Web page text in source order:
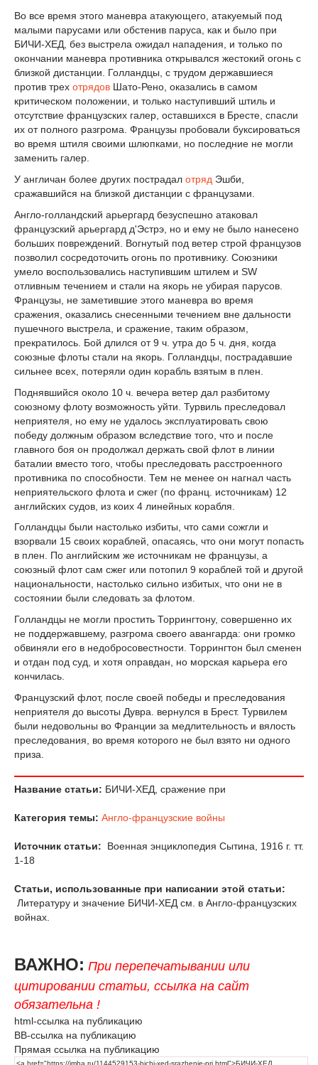
Во все время этого маневра атакующего, атакуемый под
малыми парусами или обстенив паруса, как и было при
БИЧИ-ХЕД, без выстрела ожидал нападения, и только по
окончании маневра противника открывался жестокий огонь с
близкой дистанции. Голландцы, с трудом державшиеся
против трех отрядов Шато-Рено, оказались в самом
критическом положении, и только наступивший штиль и
отсутствие французских галер, оставшихся в Бресте, спасли
их от полного разгрома. Французы пробовали буксироваться
во время штиля своими шлюпками, но последние не могли
заменить галер.
У англичан более других пострадал отряд Эшби,
сражавшийся на близкой дистанции с французами.
Англо-голландский арьергард безуспешно атаковал
французский арьергард д'Эстрэ, но и ему не было нанесено
больших повреждений. Вогнутый под ветер строй французов
позволил сосредоточить огонь по противнику. Союзники
умело воспользовались наступившим штилем и SW
отливным течением и стали на якорь не убирая парусов.
Французы, не заметившие этого маневра во время
сражения, оказались снесенными течением вне дальности
пушечного выстрела, и сражение, таким образом,
прекратилось. Бой длился от 9 ч. утра до 5 ч. дня, когда
союзные флоты стали на якорь. Голландцы, пострадавшие
сильнее всех, потеряли один корабль взятым в плен.
Поднявшийся около 10 ч. вечера ветер дал разбитому
союзному флоту возможность уйти. Турвиль преследовал
неприятеля, но ему не удалось эксплуатировать свою
победу должным образом вследствие того, что и после
главного боя он продолжал держать свой флот в линии
баталии вместо того, чтобы преследовать расстроенного
противника по способности. Тем не менее он нагнал часть
неприятельского флота и сжег (по франц. источникам) 12
английских судов, из коих 4 линейных корабля.
Голландцы были настолько избиты, что сами сожгли и
взорвали 15 своих кораблей, опасаясь, что они могут попасть
в плен. По английским же источникам не французы, а
союзный флот сам сжег или потопил 9 кораблей той и другой
национальности, настолько сильно избитых, что они не в
состоянии были следовать за флотом.
Голландцы не могли простить Торрингтону, совершенно их
не поддержавшему, разгрома своего авангарда: они громко
обвиняли его в недобросовестности. Торрингтон был сменен
и отдан под суд, и хотя оправдан, но морская карьера его
кончилась.
Французский флот, после своей победы и преследования
неприятеля до высоты Дувра. вернулся в Брест. Турвилем
были недовольны во Франции за медлительность и вялость
преследования, во время которого не был взято ни одного
приза.
Название статьи: БИЧИ-ХЕД, сражение при
Категория темы: Англо-французские войны
Источник статьи:
Военная энциклопедия Сытина, 1916 г. тт.
1-18
Статьи, использованные при написании этой статьи:
Литературу и значение БИЧИ-ХЕД см. в Aнгло-французских
войнах.
ВАЖНО: При перепечатывании или
цитировании статьи, ссылка на сайт
обязательна !
html-ссылка на публикацию
BB-ссылка на публикацию
Прямая ссылка на публикацию